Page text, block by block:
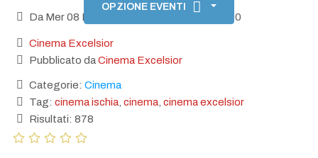
OPZIONE EVENTI
Da Mer 08 Luglio Ore 19:00 fino a Ore 23:00
Cinema Excelsior
Pubblicato daCinema Excelsior
Categorie: Cinema
Tag: cinema ischia cinema cinema excelsior
Risultati: 878